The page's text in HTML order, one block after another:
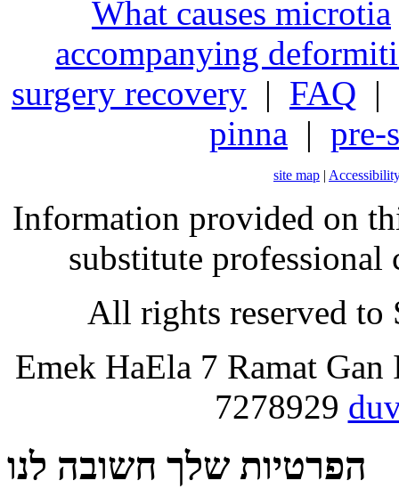
What causes microtia
accompanying
surgery recovery | FAQ |
pinna | pre-
site map |
Information provided on
substitute
All rights reserved to
Emek HaEla 7 Ramat
7278929
הפרטיות שלך חשובה לנו